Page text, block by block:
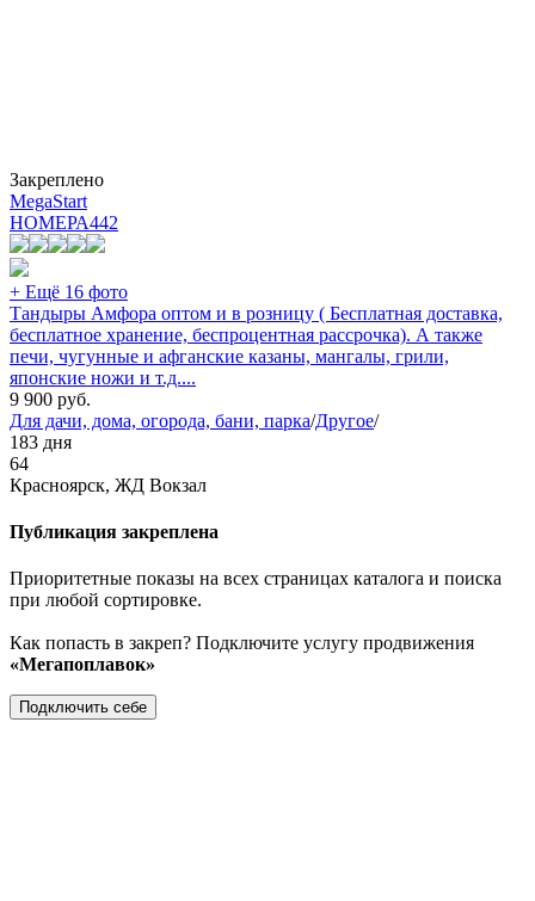
Закреплено
MegaStart
НОМЕРА442
+ Ещё 16 фото
Тандыры Амфора оптом и в розницу ( Бесплатная доставка,
бесплатное хранение, беспроцентная рассрочка). А также
печи, чугунные и афганские казаны, мангалы, грили,
японские ножи и т.д....
9 900 руб.
Для дачи, дома, огорода, бани, парка/Другое/
183 дня
64
Красноярск, ЖД Вокзал
Публикация закреплена
Приоритетные показы на всех страницах каталога и поиска
при любой сортировке.
Как попасть в закреп? Подключите услугу продвижения
«Мегапоплавок»
Подключить себе